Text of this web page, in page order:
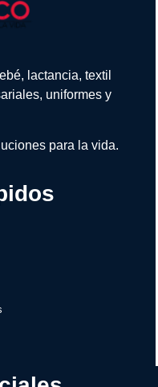
lactancia, textil
uniformes y
para la vida.